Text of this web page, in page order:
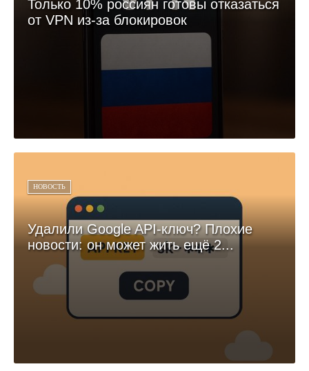
Только 10% россиян готовы отказаться
от VPN из-за блокировок
НОВОСТЬ
Удалили Google API-ключ? Плохие
новости: он может жить ещё 2...